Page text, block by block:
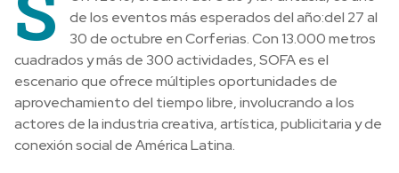
de los eventos más esperados del año:del 27 al
30 de octubre en Corferias. Con 13.000 metros
cuadrados y más de 300 actividades, SOFA es el
escenario que ofrece múltiples oportunidades de
aprovechamiento del tiempo libre, involucrando a los
actores de la industria creativa, artística, publicitaria y de
conexión social de América Latina.